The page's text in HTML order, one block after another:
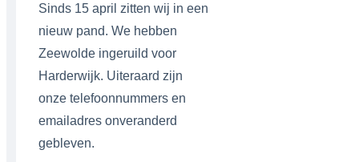
Sinds 15 april zitten wij in een
nieuw pand. We hebben
Zeewolde ingeruild voor
Harderwijk. Uiteraard zijn
onze telefoonnummers en
emailadres onveranderd
gebleven.